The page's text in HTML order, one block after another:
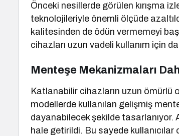
Önceki nesillerde görülen kırışma
teknolojileriyle önemli ölçüde
kalitesinden de ödün vermemeyi
cihazları uzun vadeli kullanım için
Menteşe Mekanizmaları
Katlanabilir cihazların uzun ömürlü
modellerde kullanılan gelişmiş
dayanabilecek şekilde tasarlanıyor.
hale getirildi. Bu sayede